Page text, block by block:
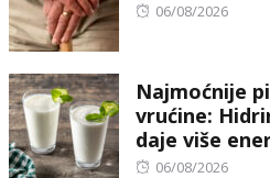
Posted
06/08/2026
Najmoćnije
vrućine:
daje više
Posted
06/08/2026